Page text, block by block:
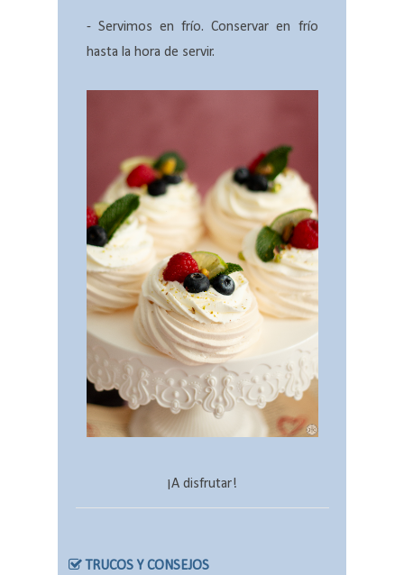
- Servimos en frío. Conservar en frío
hasta la hora de servir.
¡A disfrutar!
TRUCOS Y CONSEJOS